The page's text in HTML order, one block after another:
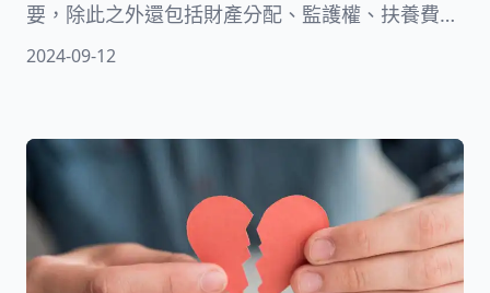
要，除此之外還包括財產分配、監護權、扶養費以
及探視權等多項法律事宜，這些都需要再三確認。
師費用，協助您順利並尊嚴地結束這段不幸的婚姻
關係！
2024-09-12